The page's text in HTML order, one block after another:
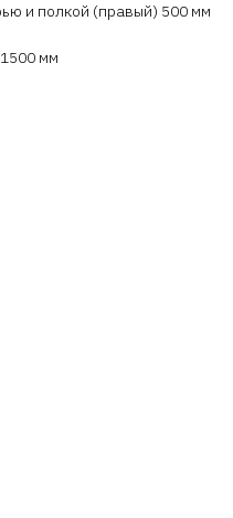
и полкой (правый) 500 мм
мм